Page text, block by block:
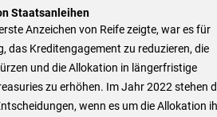
Staatsanleihen
Anzeichen von Reife zeigte, war es für
das Kreditengagement zu reduzieren, die
und die Allokation in längerfristige
zu erhöhen. Im Jahr 2022 stehen
wenn es um die Allokation